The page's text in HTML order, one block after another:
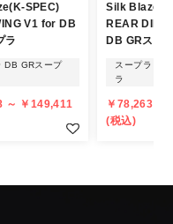
めができないこと
い。
ーカーによって
の業者様をご指
SPEC)
V1 for DB
ラ
DB GRスープ
～ ￥149,411
Silk
REAR
DB GRスー
スープラ DB
ラ
￥78,263 ～
(税込)